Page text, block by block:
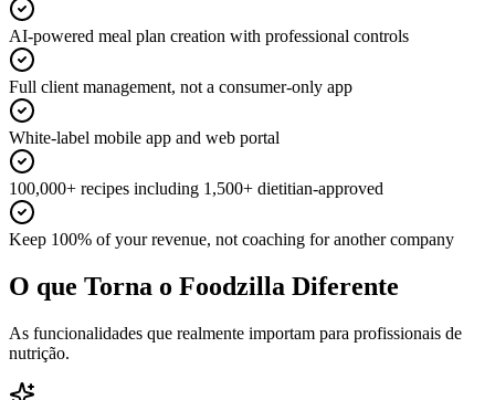
AI-powered meal plan creation with professional controls
Full client management, not a consumer-only app
White-label mobile app and web portal
100,000+ recipes including 1,500+ dietitian-approved
Keep 100% of your revenue, not coaching for another company
O que Torna o Foodzilla Diferente
As funcionalidades que realmente importam para profissionais de
nutrição.